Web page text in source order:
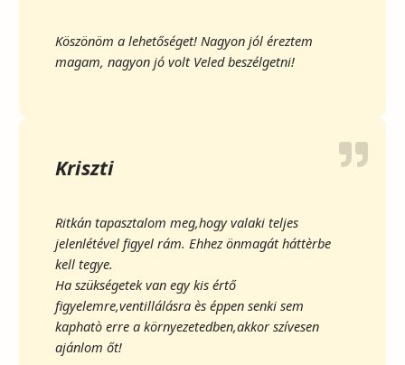
Köszönöm a lehetőséget! Nagyon jól éreztem
magam, nagyon jó volt Veled beszélgetni!
Kriszti
Ritkán tapasztalom meg,hogy valaki teljes
jelenlétével figyel rám. Ehhez önmagát háttèrbe
kell tegye.
Ha szükségetek van egy kis értő
figyelemre,ventillálásra ès éppen senki sem
kaphatò erre a környezetedben,akkor szívesen
ajánlom őt!